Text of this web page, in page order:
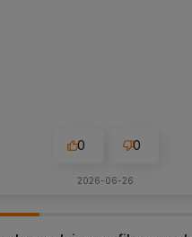
0 0
2026-06-26